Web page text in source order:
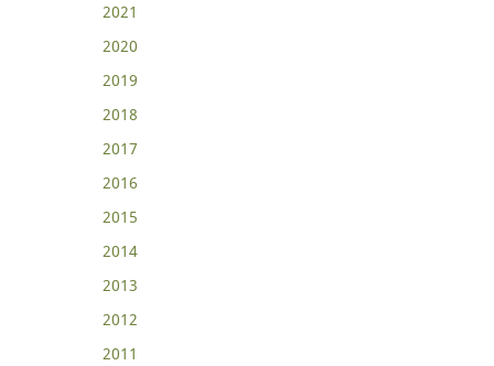
2021
2020
2019
2018
2017
2016
2015
2014
2013
2012
2011